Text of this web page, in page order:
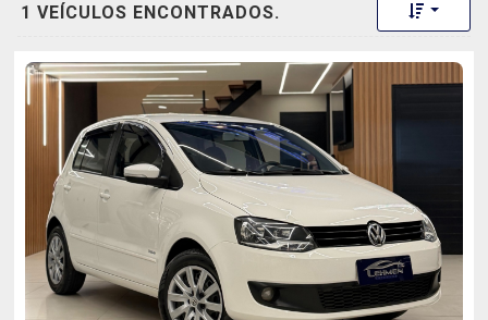
1 VEÍCULOS ENCONTRADOS. Toggle